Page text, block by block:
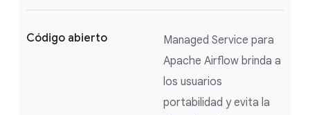
Código abierto
Managed Service para
Apache Airflow brinda a
los usuarios
portabilidad y evita la